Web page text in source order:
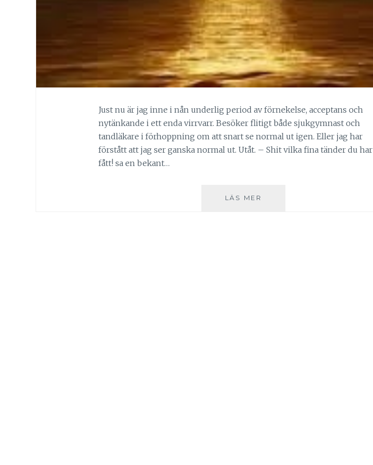
Just nu är jag inne i nån underlig period av förnekelse, acceptans och
nytänkande i ett enda virrvarr. Besöker flitigt både sjukgymnast och
tandläkare i förhoppning om att snart se normal ut igen. Eller jag har
förstått att jag ser ganska normal ut. Utåt. – Shit vilka fina tänder du har
fått! sa en bekant…
LÄS MER